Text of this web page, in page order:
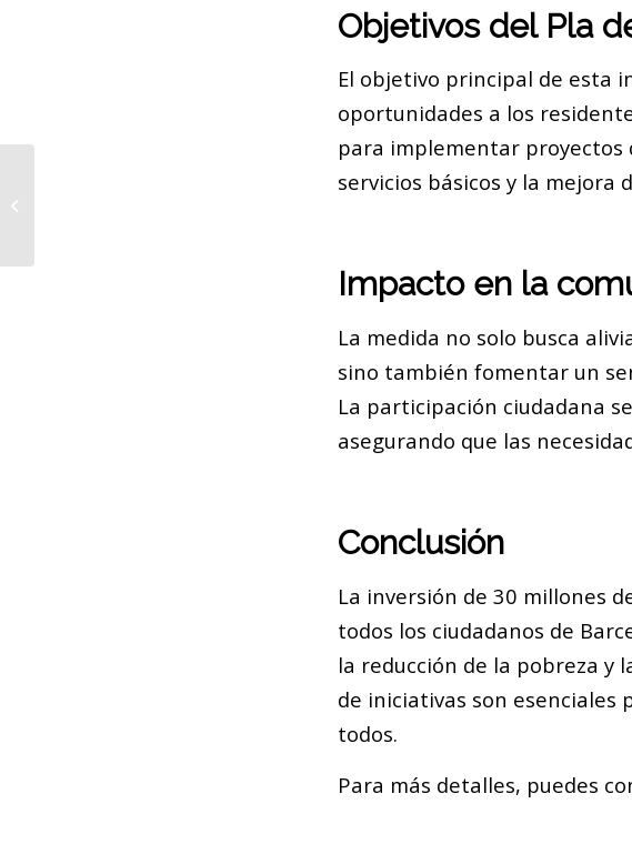
Objetivos del Pla
El objetivo principal de esta
oportunidades a los
para implementar proyectos
servicios básicos y la mejora
Impacto en la
La medida no solo busca
sino también fomentar un
La participación ciudadana
asegurando que las
Conclusión
La inversión de 30 millones
todos los ciudadanos de
la reducción de la pobreza y
de iniciativas son
todos.
Para más detalles, puedes